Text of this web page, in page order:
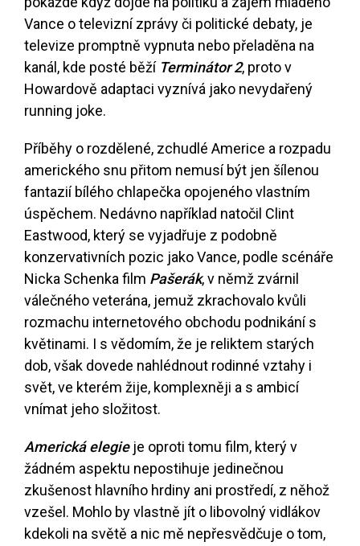
Vance o televizní zprávy či politické debaty, je
televize promptně vypnuta nebo přeladěna na
kanál, kde posté běží Terminátor 2, proto v
Howardově adaptaci vyznívá jako nevydařený
running joke.
Příběhy o rozdělené, zchudlé Americe a rozpadu
amerického snu přitom nemusí být jen šílenou
fantazií bílého chlapečka opojeného vlastním
úspěchem. Nedávno například natočil Clint
Eastwood, který se vyjadřuje z podobně
konzervativních pozic jako Vance, podle scénáře
Nicka Schenka film Pašerák, v němž zvárnil
válečného veterána, jemuž zkrachovalo kvůli
rozmachu internetového obchodu podnikání s
květinami. I s vědomím, že je reliktem starých
dob, však dovede nahlédnout rodinné vztahy i
svět, ve kterém žije, komplexněji a s ambicí
vnímat jeho složitost.
Americká elegieje oproti tomu film, který v
žádném aspektu nepostihuje jedinečnou
zkušenost hlavního hrdiny ani prostředí, z něhož
vzešel. Mohlo by vlastně jít o libovolný vidlákov
kdekoli na světě a nic mě nepřesvědčuje o tom,